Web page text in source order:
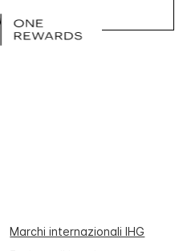
Marchi internazionali IHG